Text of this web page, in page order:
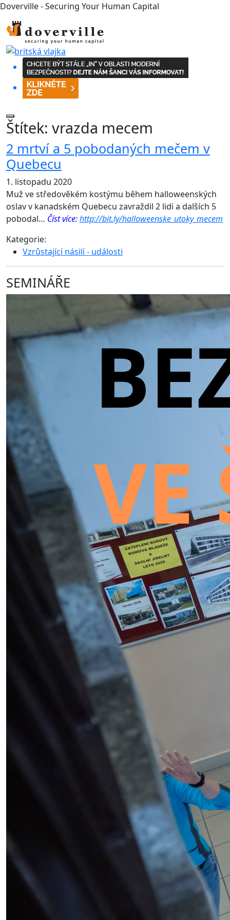
Doverville - Securing Your Human Capital
Štítek: vrazda mecem
2 mrtví a 5 pobodaných mečem v
Quebecu
1. listopadu 2020
Muž ve středověkém kostýmu během halloweenských
oslav v kanadském Quebecu zavraždil 2 lidi a dalších 5
pobodal… Číst více:http://bit.ly/halloweenske_utoky_mecem
Kategorie:
Vzrůstající násilí - události
SEMINÁŘE